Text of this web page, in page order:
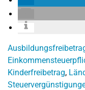
Kinderfreibetrag,